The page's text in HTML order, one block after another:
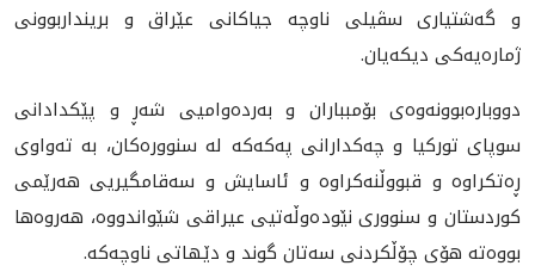
و گه‌شتيارى سڤيلى ناوچه‌ جياكانى عێراق و برينداربوونى
ژماره‌يه‌كى ديكه‌يان.
دووباره‌بوونه‌وه‌ى بۆمبباران و به‌رده‌واميى شه‌ڕ و پێكدادانى
سوپاى توركيا و چه‌كدارانى په‌كه‌كه له‌ سنووره‌كان‌، به‌ ته‌واوى
ڕه‌تكراوه‌ و قبووڵنه‌كراوه‌ و ئاسايش و سه‌قامگيريى هه‌رێمى
كوردستان و سنوورى نێوده‌وڵه‌تيى عيراقى شێواندووه‌، هه‌روه‌ها
بووه‌ته‌ هۆى چۆڵكردنى سه‌تان گوند و دێهاتى ناوچه‌كه‌.